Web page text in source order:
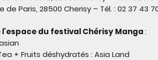
de Paris, 28500 Cherisy – Tél. : 02 37 43
du festival Chérisy Manga:
+ Fruits déshydratés : Asia Land